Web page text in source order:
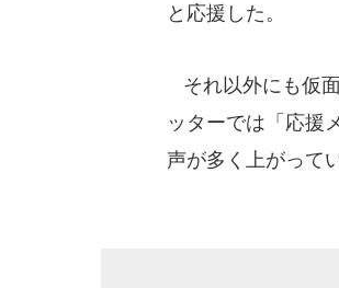
と応援した。
それ以外にも仮
ッターでは「応援
声が多く上がって